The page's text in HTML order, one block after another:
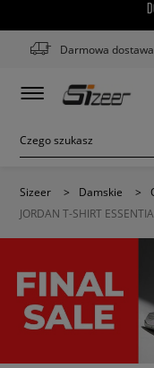
Darmowa dostawa
Sizeer > Damskie >
JORDAN T-SHIRT